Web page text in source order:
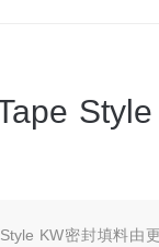
KW密封填料由